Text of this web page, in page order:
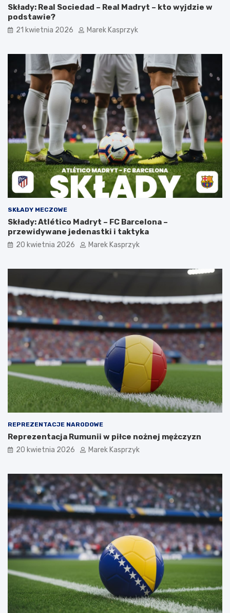
Składy: Real Sociedad – Real Madryt – kto wyjdzie w
podstawie?
21 kwietnia 2026 Marek Kasprzyk
SKŁADY MECZOWE
Składy: Atlético Madryt – FC Barcelona –
przewidywane jedenastki i taktyka
20 kwietnia 2026 Marek Kasprzyk
REPREZENTACJE NARODOWE
Reprezentacja Rumunii w piłce nożnej mężczyzn
20 kwietnia 2026 Marek Kasprzyk